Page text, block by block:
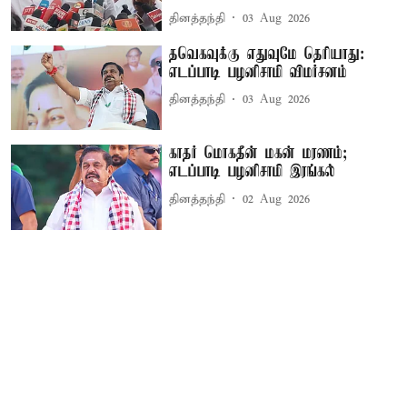
தினத்தந்தி 03 Aug 2026
தவெகவுக்கு எதுவுமே தெரியாது:
எடப்பாடி பழனிசாமி விமர்சனம்
தினத்தந்தி 03 Aug 2026
காதர் மொகதீன் மகன் மரணம்;
எடப்பாடி பழனிசாமி இரங்கல்
தினத்தந்தி 02 Aug 2026